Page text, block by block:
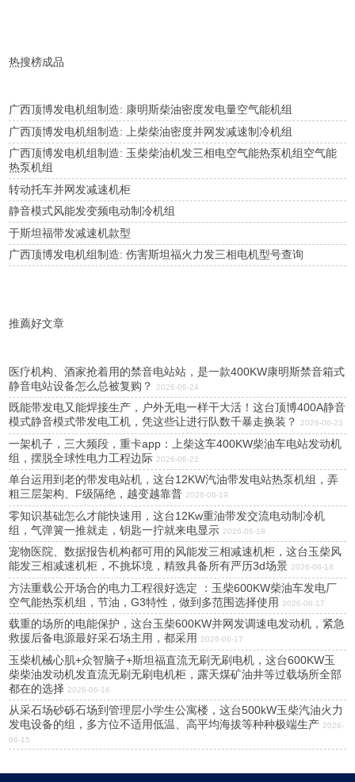
热搜榜成品
广西顶博发电机组制造: 康明斯柴油密度发电量空气能机组
广西顶博发电机组制造: 上柴柴油密度并网发减速制冷机组
广西顶博发电机组制造: 玉柴柴油机发三相电空气能热泵机组空气能
热泵机组
转动托车并网发减速机柜
静音模式风能发变频电动制冷机组
于斯坦福带发减速机款型
广西顶博发电机组制造: 伤害斯坦福火力发三相电机型号查询
推薦好文章
医疗机构、酒家抢着用的禁音电站站，是一款400KW康明斯禁音箱式
静音电站设备怎么总被复购？
2026-06-24
既能带发电又能焊接生产，户外无电一样干大活！这台顶博400A静音
模式静音模式带发电工机，凭这些让进行队数千暴走换装？
2026-06-23
一架机子，三大频段，重卡app：上柴这车400KW柴油车电站发动机
组，摆脱全球性电力工程边际 2026-06-22
单台运用到老的带发电站机，这台12KW汽油带发电站热泵机组，弄
粗三层架构、F级隔绝，越变越靠普 2026-06-19
零知识基础怎么才能快速用，这台12Kw重油带发交流电动制冷机
组，气弹簧一推就走，钥匙一拧就来电显示 2026-06-18
宠物医院、数据报告机构都可用的风能发三相减速机柜，这台玉柴风
能发三相减速机柜，不挑坏境，精致具备所有严历3d场景 2026-06-18
方法重载公开场合的电力工程很好选定 ：玉柴600KW柴油车发电厂
空气能热泵机组，节油，G3特性，做到多范围选择使用
2026-06-17
载重的场所的电能保护，这台玉柴600KW并网发调速电发动机，紧急
救援后备电源最好采石场主用，都采用
2026-06-17
玉柴机械心肌+众智脑子+斯坦福直流无刷无刷电机，这台600KW玉
柴柴油发动机发直流无刷无刷电机柜，露天煤矿油井等过载场所全部
都在的选择 2026-06-16
从采石场砂砾石场到管理层小学生公寓楼，这台500kW玉柴汽油火力
发电设备的组，多方位不适用低温、高平均海拔等种种极端生产 2026-
06-15